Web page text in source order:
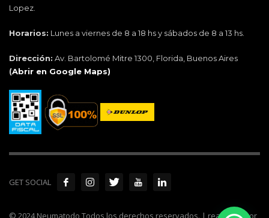
Lopez.
Horarios: Lunes a viernes de 8 a 18 hs y sábados de 8 a 13 hs.
Dirección: Av. Bartolomé Mitre 1300, Florida, Buenos Aires
(Abrir en Google Maps)
GET SOCIAL
© 2024 Neumatodo Todos los derechos reservados. | realizado por